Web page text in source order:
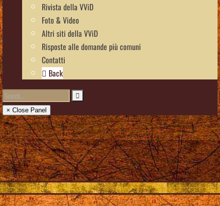
Rivista della VViD
Foto & Video
Altri siti della VViD
Risposte alle domande più comuni
Contatti
Back
× Close Panel